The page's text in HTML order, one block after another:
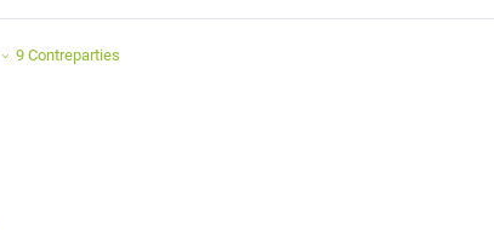
9 Contreparties